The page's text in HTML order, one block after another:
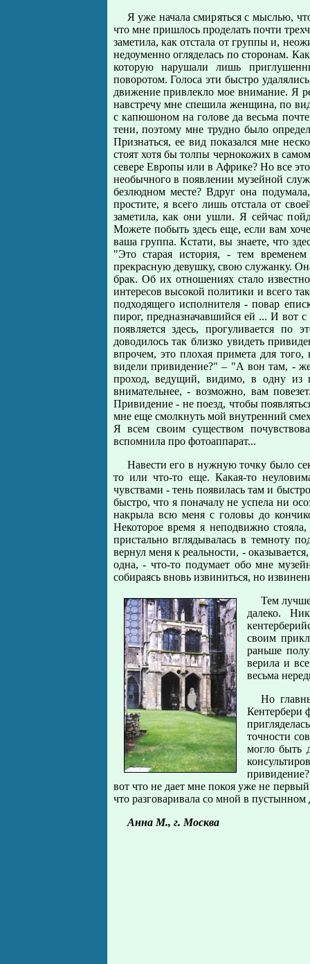
Я уже начала смиряться с мыслью,
что мне пришлось проделать почти
заметила, как отстала от группы и,
недоуменно огляделась по сторонам.
которую нарушали лишь
поворотом. Голоса эти быстро
движение привлекло мое внимание. Я
навстречу мне спешила женщина, по
с капюшоном на голове да весьма
тени, поэтому мне трудно было
Признаться, ее вид показался мне
стоят хотя бы толпы чернокожих в
севере Европы или в Африке? Но все
необычного в появлении музейной
безлюдном месте? Вдруг она
простите, я всего лишь отстала от
заметила, как они ушли. Я сейчас
Можете побыть здесь еще, если вам
ваша группа. Кстати, вы знаете, что
"Это старая история, - тем
прекрасную девушку, свою служанку.
брак. Об их отношениях стало
интересов высокой политики и всего
подходящего исполнителя - повар
пирог, предназначавшийся ей ... И вот
появляется здесь, прогуливается по
доводилось так близко увидеть
впрочем, это плохая примета для
видели привидение?" – "А вон там, -
проход, ведущий, видимо, в одну из
внимательнее, - возможно, вам
Привидение - не поезд, чтобы
мне еще смолкнуть мой внутренний
Я всем своим существом
вспомнила про фотоаппарат...
Навести его в нужную точку было
то или что-то еще. Какая-то
чувствами - тень появилась там и
быстро, что я поначалу не успела ни
накрыла всю меня с головы до
Некоторое время я неподвижно
пристально вглядывалась в темноту
вернул меня к реальности, -
одна, - что-то подумает обо мне
собираясь вновь извиниться, но
Тем
далеко.
своим
раньше
верила и
весьма
Но
Кентербери
точности
могло быть
вот что не дает мне покоя уже не
что разговаривала со мной в
Анна М., г. Москва